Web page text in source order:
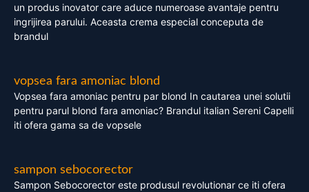
un produs inovator care aduce numeroase avantaje pentru
ingrijirea parului. Aceasta crema especial conceputa de
brandul
vopsea fara amoniac blond
Vopsea fara amoniac pentru par blond In cautarea unei solutii
pentru parul blond fara amoniac? Brandul italian Sereni Capelli
iti ofera gama sa de vopsele
sampon sebocorector
Sampon Sebocorector este produsul revolutionar ce iti ofera